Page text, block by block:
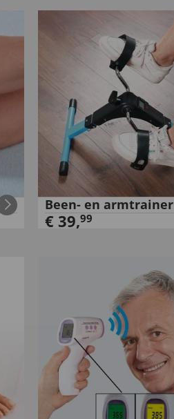
Been- en armtrainer
€ 39,99